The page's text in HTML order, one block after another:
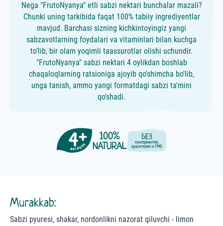
Nega "FrutoNyanya" etli sabzi nektari bunchalar mazali?
Chunki uning tarkibida faqat 100% tabiiy ingrediyentlar
mavjud. Barchasi sizning kichkintoyingiz yangi
sabzavotlarning foydalari va vitaminlari bilan kuchga
to’lib, bir olam yoqimli taassurotlar olishi uchundir.
"FrutoNyanya" sabzi nektari 4 oylikdan boshlab
chaqaloqlarning ratsioniga ajoyib qo'shimcha bo'lib,
unga tanish, ammo yangi formatdagi sabzi ta'mini
qo'shadi.
Murakkab:
Sabzi pyuresi, shakar, nordonlikni nazorat qiluvchi - limon